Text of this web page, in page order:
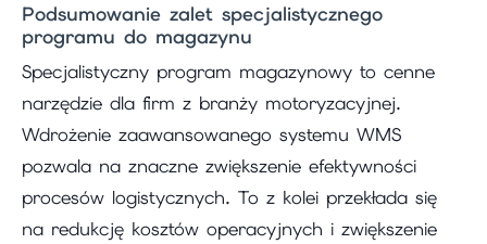
Podsumowanie zalet specjalistycznego
programu do magazynu
Specjalistyczny program magazynowy to cenne
narzędzie dla firm z branży motoryzacyjnej.
Wdrożenie zaawansowanego systemu WMS
pozwala na znaczne zwiększenie efektywności
procesów logistycznych. To z kolei przekłada się
na redukcję kosztów operacyjnych i zwiększenie